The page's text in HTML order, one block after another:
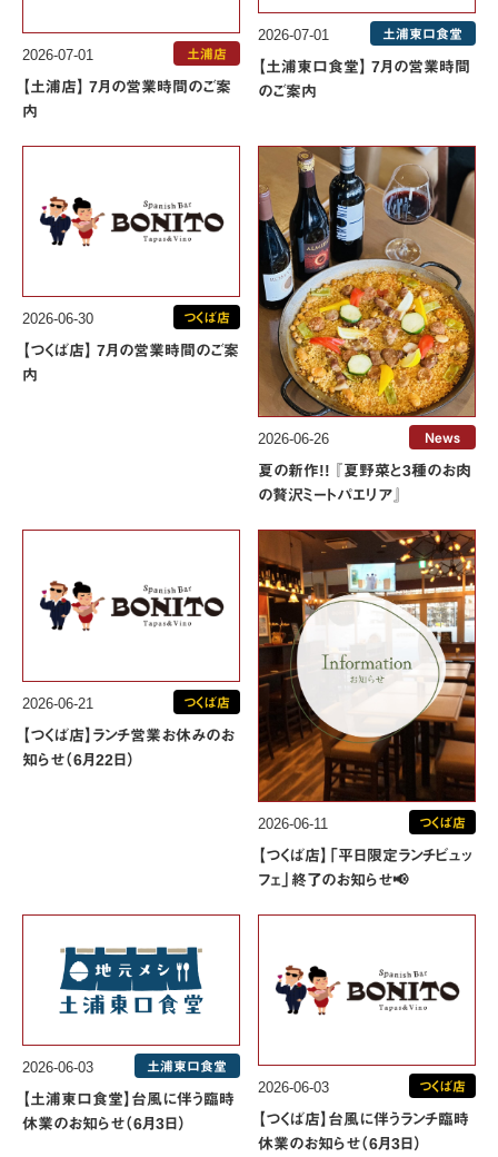
2026-07-01 土浦店
【土浦店】 7月の営業時間のご案
内
2026-07-01 土浦東口食堂
【土浦東口食堂】 7月の営業時間
のご案内
2026-06-30 つくば店
【つくば店】 7月の営業時間のご案
内
2026-06-26 News
夏の新作!! 『夏野菜と3種のお肉
の贅沢ミートパエリア』
2026-06-21 つくば店
【つくば店】ランチ営業お休みのお
知らせ（6月22日）
2026-06-11 つくば店
【つくば店】「平日限定ランチビュッ
フェ」終了のお知らせ📢
2026-06-03 土浦東口食堂
【土浦東口食堂】台風に伴う臨時
休業のお知らせ（6月3日）
2026-06-03 つくば店
【つくば店】台風に伴うランチ臨時
休業のお知らせ（6月3日）